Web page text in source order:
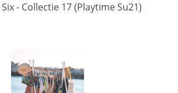
- Collectie 17 (Playtime Su21)